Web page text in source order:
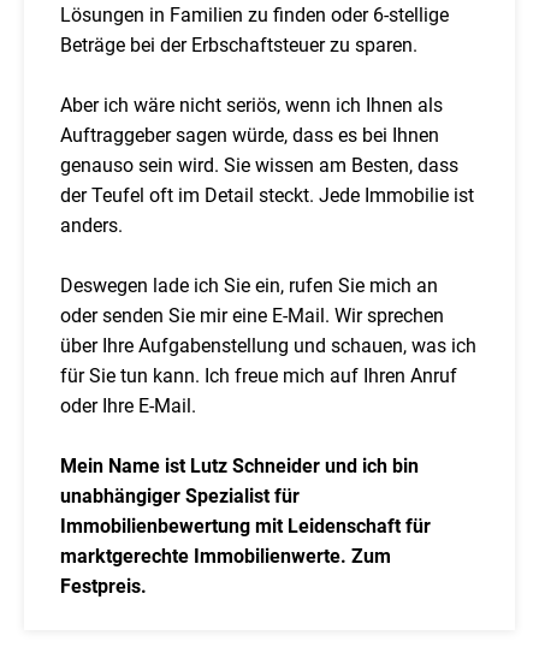
Lösungen in Familien zu finden oder 6-stellige
Beträge bei der Erbschaftsteuer zu sparen.
Aber ich wäre nicht seriös, wenn ich Ihnen als
Auftraggeber sagen würde, dass es bei Ihnen
genauso sein wird. Sie wissen am Besten, dass
der Teufel oft im Detail steckt. Jede Immobilie ist
anders.
Deswegen lade ich Sie ein, rufen Sie mich an
oder senden Sie mir eine E-Mail. Wir sprechen
über Ihre Aufgabenstellung und schauen, was ich
für Sie tun kann. Ich freue mich auf Ihren Anruf
oder Ihre E-Mail.
Mein Name ist Lutz Schneider und ich bin
unabhängiger Spezialist für
Immobilienbewertung mit Leidenschaft für
marktgerechte Immobilienwerte. Zum
Festpreis.